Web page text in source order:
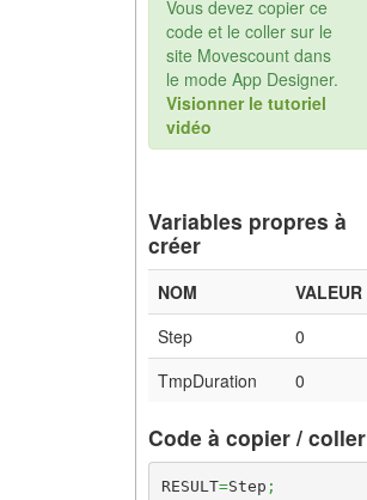
Vous devez copier ce
code et le coller sur le
site Movescount dans
le mode App Designer.
Visionner le tutoriel
vidéo
Variables propres à
créer
NOM
VALEUR
Step
0
TmpDuration
0
Code à copier / coller
RESULT=Step ;